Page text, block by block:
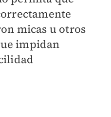
micas u otros
impidan